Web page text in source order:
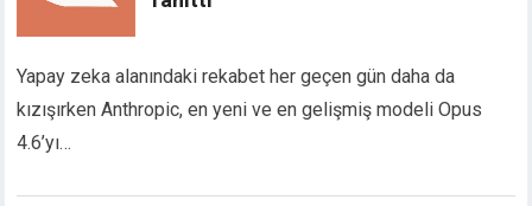
Yapay zeka alanındaki rekabet her geçen gün daha da
kızışırken Anthropic, en yeni ve en gelişmiş modeli Opus
4.6’yı…